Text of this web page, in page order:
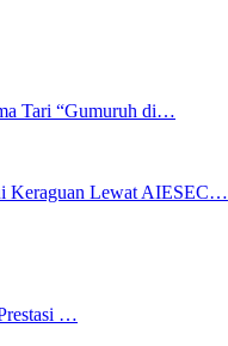
Tari “Gumuruh di…
Keraguan Lewat AIESEC…
…